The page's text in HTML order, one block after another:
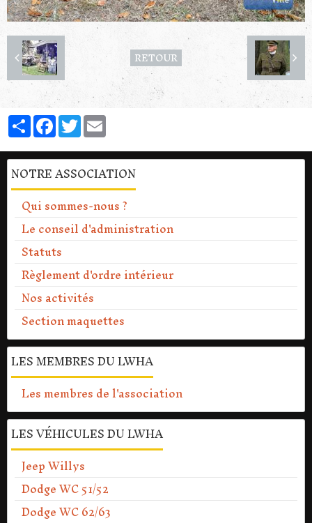
RETOUR
PartagerFacebook
Twitter
NOTRE ASSOCIATION
Qui sommes-nous ?
Le conseil d'administration
Statuts
Règlement d'ordre intérieur
Nos activités
Section maquettes
LES MEMBRES DU LWHA
Les membres de l'association
LES VÉHICULES DU LWHA
Jeep Willys
Dodge WC 51/52
Dodge WC 62/63